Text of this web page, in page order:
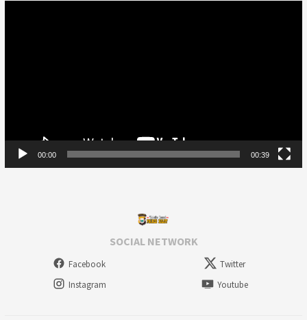
00:00 00:39
SOCIAL NETWORK
Facebook
Twitter
Instagram
Youtube